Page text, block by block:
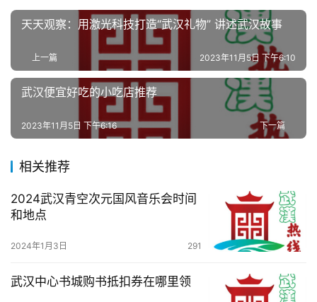
天天观察：用激光科技打造“武汉礼物” 讲述武汉故事
上一篇 2023年11月5日 下午6:10
武汉便宜好吃的小吃店推荐
下一篇
2023年11月5日 下午6:16
相关推荐
2024武汉青空次元国风音乐会时间
和地点
2024年1月3日 291
武汉中心书城购书抵扣券在哪里领